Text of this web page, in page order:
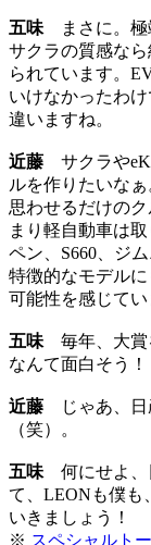
五味まさに。極
サクラの質感な
られています。
いけなかったわ
違いますね。
近藤 サクラやeK
ルを作りたいな
思わせるだけの
まり軽自動車は
ペン、S660、ジ
特徴的なモデル
可能性を感じてい
五味毎年、大賞
なんて面白そう！
近藤 じゃあ、日
（笑）。
五味何にせよ、
て、LEONも僕も
いきましょう！
※ スペシャルト